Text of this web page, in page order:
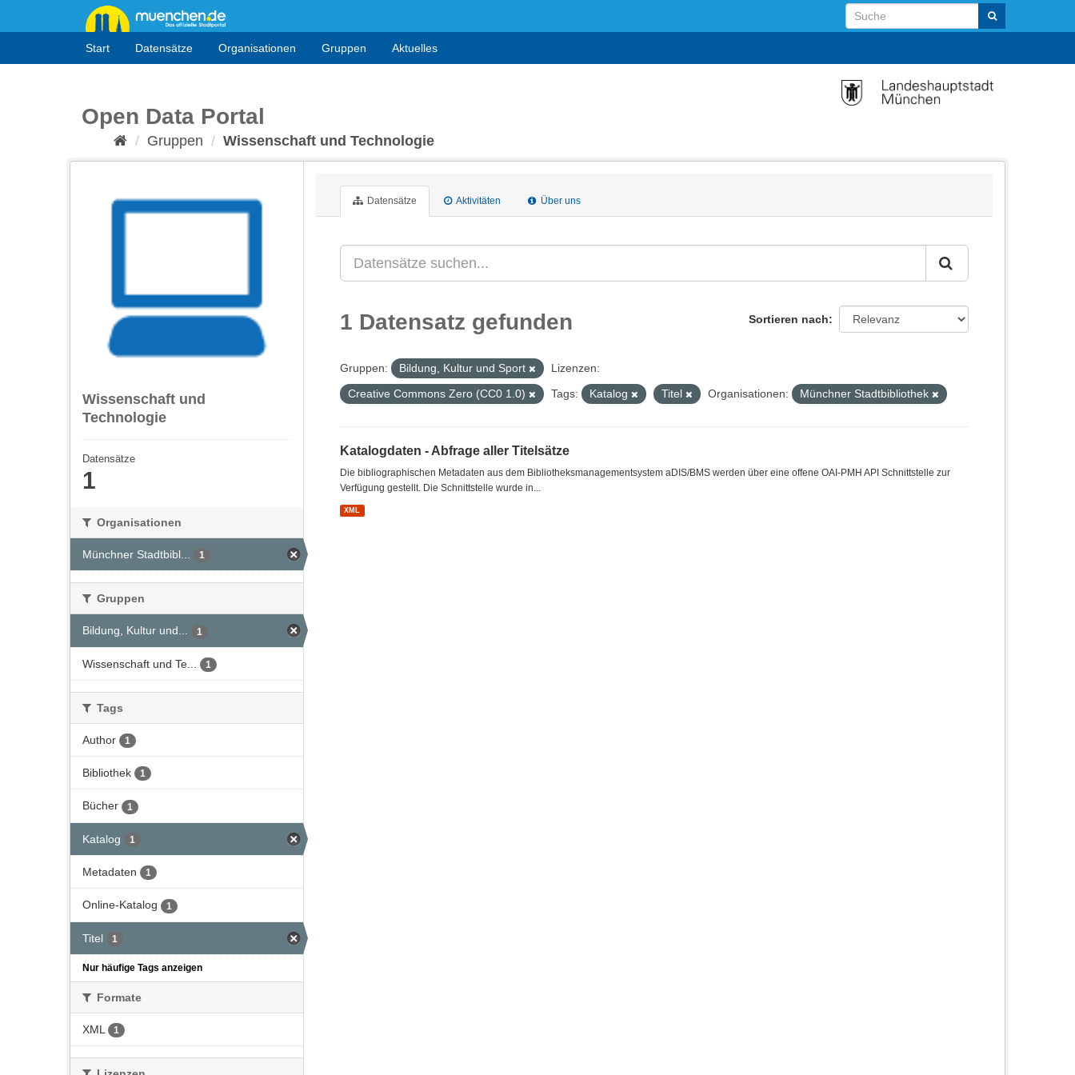
Start Datensätze Organisationen Gruppen Aktuelles
Open Data Portal
Gruppen Wissenschaft und Technologie
Wissenschaft und
Technologie
Datensätze
1
Organisationen
Münchner Stadtbibl... 1
Gruppen
Bildung, Kultur und... 1
Wissenschaft und Te... 1
Tags
Author 1
Bibliothek 1
Bücher 1
Katalog 1
Metadaten 1
Online-Katalog 1
Titel 1
Nur häufige Tags anzeigen
Formate
XML 1
Datensätze Aktivitäten Über uns
Sortieren nach
1 Datensatz gefunden
Gruppen: Bildung, Kultur und Sport
Lizenzen:
Creative Commons Zero (CC0 1.0)
Tags: Katalog Titel Organisationen: Münchner Stadtbibliothek
Katalogdaten - Abfrage aller Titelsätze
Die bibliographischen Metadaten aus dem Bibliotheksmanagementsystem aDIS/BMS werden über eine offene OAI-PMH API Schnittstelle zur
Verfügung gestellt. Die Schnittstelle wurde in...
XML